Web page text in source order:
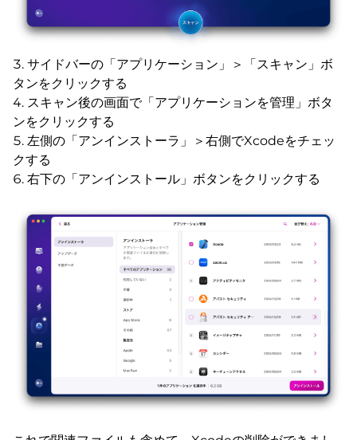
サイドバーの「アプリケーション」＞「スキャン」ボ
タンをクリックする
スキャン後の画面で「アプリケーションを管理」ボタ
ンをクリックする
左側の「アンインストーラ」＞右側でXcodeをチェッ
クする
右下の「アンインストール」ボタンをクリックする